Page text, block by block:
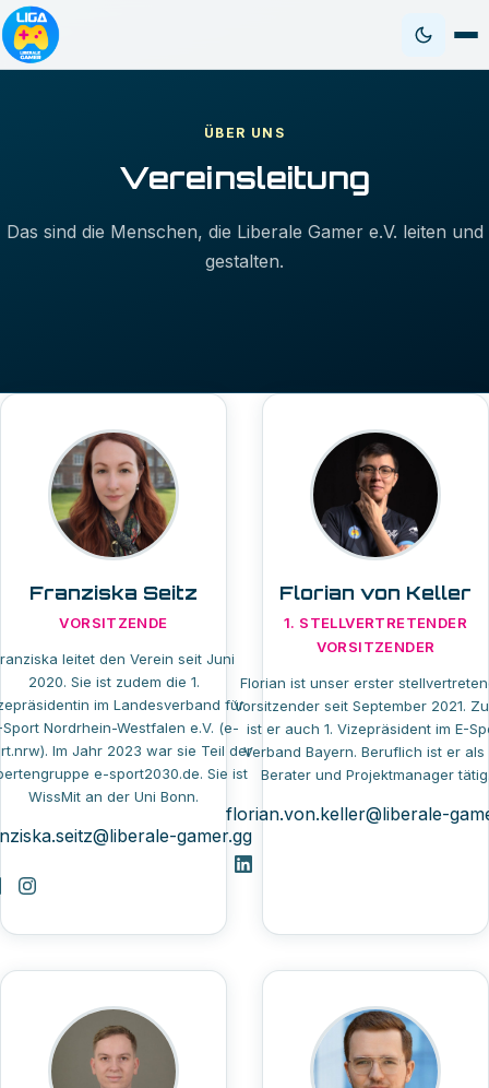
ÜBER UNS
Vereinsleitung
Das sind die Menschen, die Liberale Gamer e.V. leiten und
gestalten.
Franziska Seitz
VORSITZENDE
leitet den Verein seit Juni
2020. Sie ist zudem die 1.
im Landesverband für
Sport Nordrhein-Westfalen e.V. (e-
Im Jahr 2023 war sie Teil der
e-sport2030.de. Sie ist
WissMit an der Uni Bonn.
gamer.gg
Florian von Keller
1. STELLVERTRETENDER
VORSITZENDER
Florian ist unser erster
Vorsitzender seit September 2021.
ist er auch 1. Vizepräsident im E-
Verband Bayern. Beruflich ist er als
Berater und Projektmanager
florian.von.keller@liberale-